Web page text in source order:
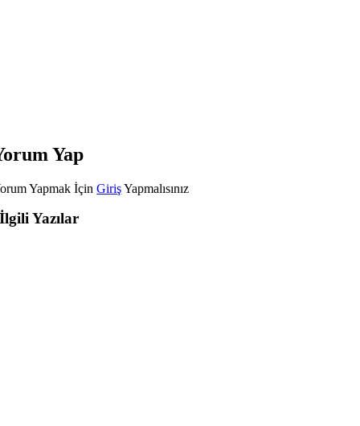
Yap
Yapmak İçinGirişYapmalısınız
İlgili Yazılar